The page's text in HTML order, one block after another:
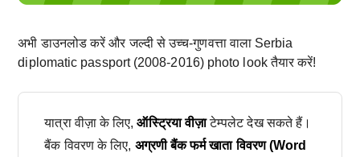
अभी डाउनलोड करें और जल्दी से उच्च-गुणवत्ता वाला Serbia
diplomatic passport (2008-2016) photo look तैयार करें!
यात्रा वीज़ा के लिए,ऑस्ट्रिया वीज़ाटेम्पलेट देख सकते हैं।
बैंक विवरण के लिए, अग्रणी बैंक फर्म खाता विवरण (Word